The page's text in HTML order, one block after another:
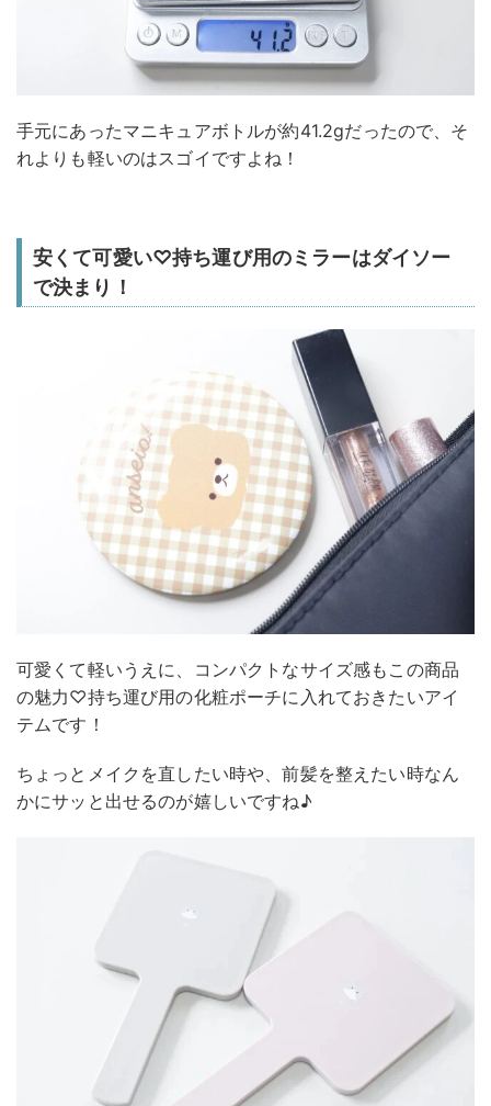
手元にあったマニキュアボトルが約41.2gだったので、そ
れよりも軽いのはスゴイですよね！
安くて可愛い♡持ち運び用のミラーはダイソー
で決まり！
可愛くて軽いうえに、コンパクトなサイズ感もこの商品
の魅力♡持ち運び用の化粧ポーチに入れておきたいアイ
テムです！
ちょっとメイクを直したい時や、前髪を整えたい時なん
かにサッと出せるのが嬉しいですね♪